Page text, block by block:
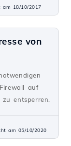
am 18/10/2017
von
auf
entsperren.
am 05/10/2020